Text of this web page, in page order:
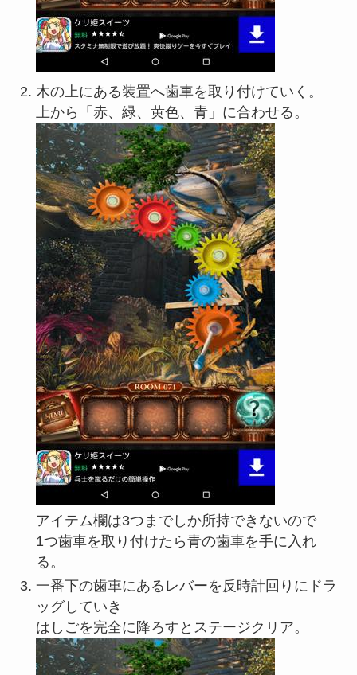
木の上にある装置へ歯車を取り付けていく。
上から「赤、緑、黄色、青」に合わせる。
アイテム欄は3つまでしか所持できないので
1つ歯車を取り付けたら青の歯車を手に入れ
る。
一番下の歯車にあるレバーを反時計回りにドラ
ッグしていき
はしごを完全に降ろすとステージクリア。